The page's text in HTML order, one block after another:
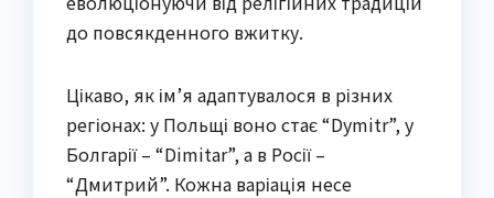
до повсякденного вжитку.
Цікаво, як ім’я адаптувалося в різних
регіонах: у Польщі воно стає “Dymitr”, у
Болгарії – “Dimitar”, а в Росії –
“Дмитрий”. Кожна варіація несе